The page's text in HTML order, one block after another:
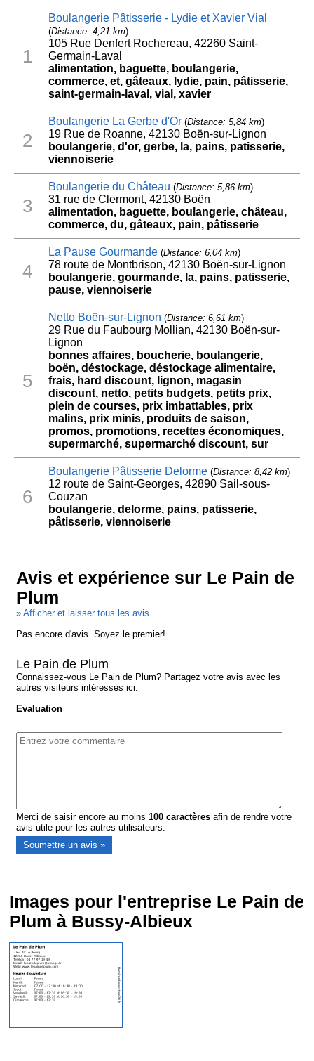
1
Boulangerie Pâtisserie - Lydie et Xavier Vial
(Distance: 4,21 km)
105 Rue Denfert Rochereau, 42260 Saint-
Germain-Laval
alimentation, baguette, boulangerie,
commerce, et, gâteaux, lydie, pain, pâtisserie,
saint-germain-laval, vial, xavier
2
Boulangerie La Gerbe d'Or(Distance: 5,84 km)
19 Rue de Roanne, 42130 Boën-sur-Lignon
boulangerie, d'or, gerbe, la, pains, patisserie,
viennoiserie
3
Boulangerie du Château (Distance: 5,86 km)
31 rue de Clermont, 42130 Boën
alimentation, baguette, boulangerie, château,
commerce, du, gâteaux, pain, pâtisserie
4
La Pause Gourmande(Distance: 6,04 km)
78 route de Montbrison, 42130 Boën-sur-Lignon
boulangerie, gourmande, la, pains, patisserie,
pause, viennoiserie
5
Netto Boën-sur-Lignon (Distance: 6,61 km)
29 Rue du Faubourg Mollian, 42130 Boën-sur-
Lignon
bonnes affaires, boucherie, boulangerie,
boën, déstockage, déstockage alimentaire,
frais, hard discount, lignon, magasin
discount, netto, petits budgets, petits prix,
plein de courses, prix imbattables, prix
malins, prix minis, produits de saison,
promos, promotions, recettes économiques,
supermarché, supermarché discount, sur
6
Boulangerie Pâtisserie Delorme(Distance: 8,42 km)
12 route de Saint-Georges, 42890 Sail-sous-
Couzan
boulangerie, delorme, pains, patisserie,
pâtisserie, viennoiserie
Avis et expérience sur Le Pain de
Plum
» Afficher et laisser tous les avis
Pas encore d'avis. Soyez le premier!
Le Pain de Plum
Connaissez-vous Le Pain de Plum? Partagez votre avis avec les
autres visiteurs intéressés ici.
Evaluation
Merci de saisir encore au moins100 caractères afin de rendre votre
avis utile pour les autres utilisateurs.
Images pour l'entreprise Le Pain de
Plum à Bussy-Albieux